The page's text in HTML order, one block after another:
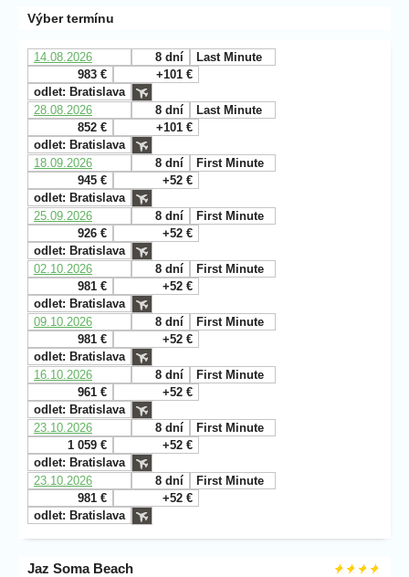
Výber termínu
14.08.2026 8 dní
Last Minute
983 €
+101 €
odlet: Bratislava
28.08.2026
8 dní
Last Minute
852 €
+101 €
odlet: Bratislava
18.09.2026
8 dní
First Minute
945 €
+52 €
odlet: Bratislava
25.09.2026
8 dní
First Minute
926 €
+52 €
odlet: Bratislava
02.10.2026
8 dní
First Minute
981 €
+52 €
odlet: Bratislava
09.10.2026
8 dní
First Minute
981 €
+52 €
odlet: Bratislava
16.10.2026
8 dní
First Minute
961 €
+52 €
odlet: Bratislava
23.10.2026
8 dní
First Minute
1 059 €
+52 €
odlet: Bratislava
23.10.2026
8 dní
First Minute
981 €
+52 €
odlet: Bratislava
Jaz Soma Beach